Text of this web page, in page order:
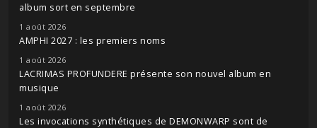
album sort en septembre
1 août 2026
AMPHI 2027 : les premiers noms
1 août 2026
LACRIMAS PROFUNDERE présente son nouvel album en
musique
1 août 2026
Les invocations synthétiques de DEMONWARP sont de